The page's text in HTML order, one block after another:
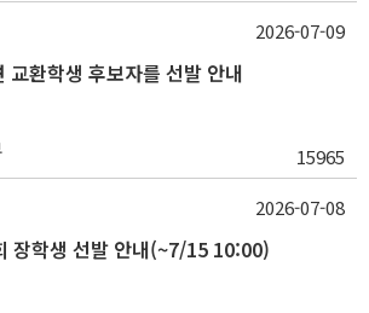
교환학생 후보자를 선발 안내
15965
2026-07-09
장학생 선발 안내(~7/15 10:00)
2026-07-08